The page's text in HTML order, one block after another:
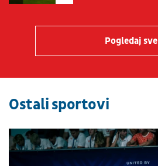
Pogledaj sve
Ostali sportovi